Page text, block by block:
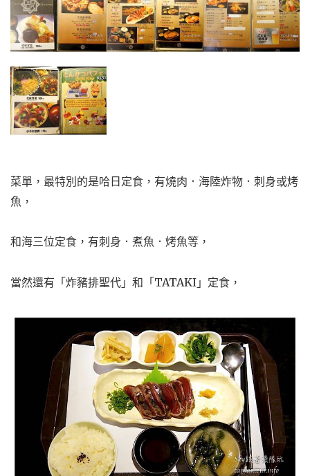
菜單，最特別的是哈日定食，有燒肉．海陸炸物．刺身或烤
魚，
和海三位定食，有刺身．煮魚．烤魚等，
當然還有「炸豬排聖代」和「TATAKI」定食，